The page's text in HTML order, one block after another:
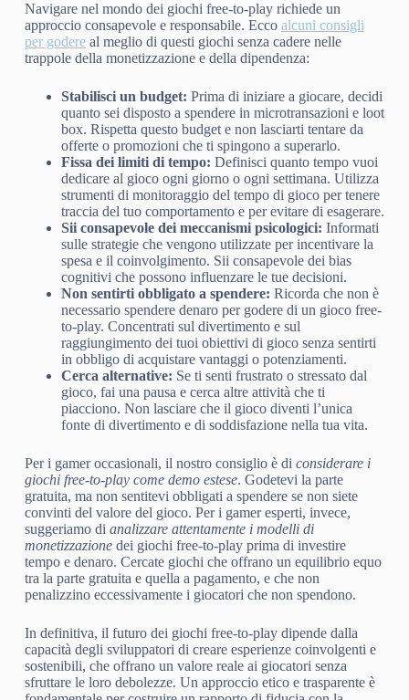
Navigare nel mondo dei giochi free-to-play richiede un
approccio consapevole e responsabile. Ecco alcuni consigli
per godereal meglio di questi giochi senza cadere nelle
trappole della monetizzazione e della dipendenza:
Stabilisci un budget: Prima di iniziare a giocare, decidi
quanto sei disposto a spendere in microtransazioni e loot
box. Rispetta questo budget e non lasciarti tentare da
offerte o promozioni che ti spingono a superarlo.
Fissa dei limiti di tempo: Definisci quanto tempo vuoi
dedicare al gioco ogni giorno o ogni settimana. Utilizza
strumenti di monitoraggio del tempo di gioco per tenere
traccia del tuo comportamento e per evitare di esagerare.
Sii consapevole dei meccanismi psicologici: Informati
sulle strategie che vengono utilizzate per incentivare la
spesa e il coinvolgimento. Sii consapevole dei bias
cognitivi che possono influenzare le tue decisioni.
Non sentirti obbligato a spendere: Ricorda che non è
necessario spendere denaro per godere di un gioco free-
to-play. Concentrati sul divertimento e sul
raggiungimento dei tuoi obiettivi di gioco senza sentirti
in obbligo di acquistare vantaggi o potenziamenti.
Cerca alternative: Se ti senti frustrato o stressato dal
gioco, fai una pausa e cerca altre attività che ti
piacciono. Non lasciare che il gioco diventi l’unica
fonte di divertimento e di soddisfazione nella tua vita.
Per i gamer occasionali, il nostro consiglio è di considerare i
giochi free-to-play come demo estese. Godetevi la parte
gratuita, ma non sentitevi obbligati a spendere se non siete
convinti del valore del gioco. Per i gamer esperti, invece,
suggeriamo di analizzare attentamente i modelli di
monetizzazionedei giochi free-to-play prima di investire
tempo e denaro. Cercate giochi che offrano un equilibrio equo
tra la parte gratuita e quella a pagamento, e che non
penalizzino eccessivamente i giocatori che non spendono.
In definitiva, il futuro dei giochi free-to-play dipende dalla
capacità degli sviluppatori di creare esperienze coinvolgenti e
sostenibili, che offrano un valore reale ai giocatori senza
sfruttare le loro debolezze. Un approccio etico e trasparente è